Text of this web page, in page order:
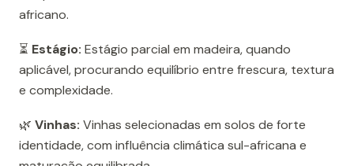
africano.
⏳ Estágio: Estágio parcial em madeira, quando
aplicável, procurando equilíbrio entre frescura, textura
e complexidade.
🌿 Vinhas: Vinhas selecionadas em solos de forte
identidade, com influência climática sul-africana e